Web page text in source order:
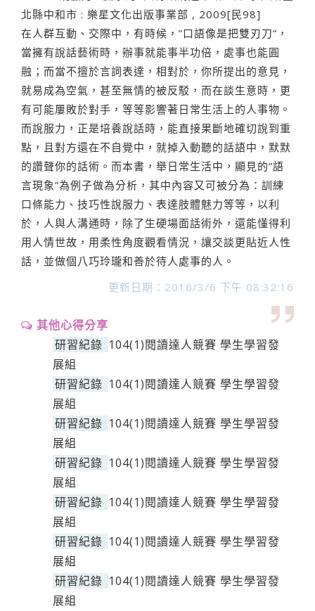
北縣中和市 : 樂星文化出版事業部 , 2009[民98]
在人群互動、交際中，有時候，”口語像是把雙刃刀”，
當擁有說話藝術時，辦事就能事半功倍，處事也能圓
融；而當不擅於言詞表達，相對於，你所提出的意見，
就易成為空氣，甚至無情的被反駁，而在談生意時，更
有可能屢敗於對手，等等影響著日常生活上的人事物。
而說服力，正是培養說話時，能直接果斷地確切說到重
點，且對方還在不自覺中，就掉入動聽的話語中，默默
的讚聲你的話術。而本書，舉日常生活中，顯見的”語
言現象”為例子做為分析，其中內容又可被分為：訓練
口條能力、技巧性說服力、表達肢體魅力等等，以利
於，人與人溝通時，除了生硬場面話術外，還能懂得利
用人情世故，用柔性角度觀看情況，讓交談更貼近人性
話，並做個八巧玲瓏和善於待人處事的人。
更新日期：2016/3/6 下午 08:32:16
其他心得分享
研習紀錄 104(1)閱讀達人競賽 學生學習發
展組
研習紀錄 104(1)閱讀達人競賽 學生學習發
展組
研習紀錄 104(1)閱讀達人競賽 學生學習發
展組
研習紀錄 104(1)閱讀達人競賽 學生學習發
展組
研習紀錄 104(1)閱讀達人競賽 學生學習發
展組
研習紀錄 104(1)閱讀達人競賽 學生學習發
展組
研習紀錄 104(1)閱讀達人競賽 學生學習發
展組